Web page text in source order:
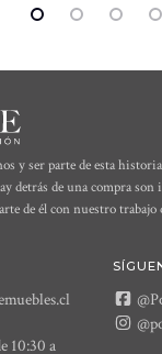
y ser parte de esta
detrás de una compra
de él con nuestro trabajo
10:30 a